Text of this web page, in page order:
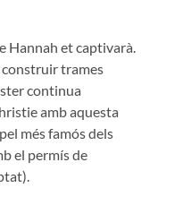
Hannah et captivarà.
construir trames
continua
amb aquesta
més famós dels
el permís de